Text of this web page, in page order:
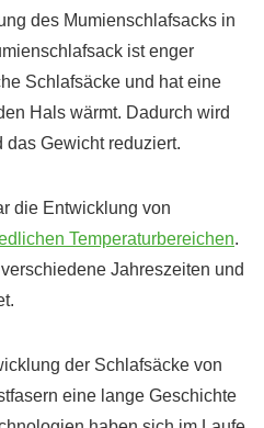
des Mumienschlafsacks in
ist enger
Schlafsäcke und hat eine
Hals wärmt. Dadurch wird
Gewicht reduziert.
die Entwicklung von
Temperaturbereichen.
Jahreszeiten und
der Schlafsäcke von
eine lange Geschichte